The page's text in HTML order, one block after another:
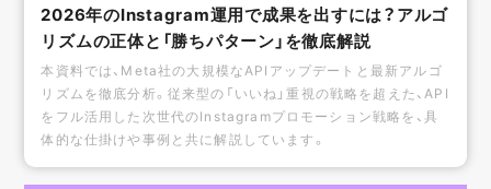
2026年のInstagram運用で成果を出すには？アルゴ
リズムの正体と「勝ちパターン」を徹底解説
本資料では、Meta社の大規模なAPIアップデートと最新アルゴ
リズムを徹底分析。従来型の「いいね」重視の戦略を超えた、API
をフル活用した次世代のInstagramプロモーション戦略を、具
体的な仕掛けや事例と共に解説しています。